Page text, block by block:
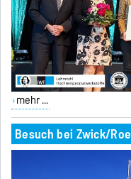
mehr ...
Besuch bei Zwick/